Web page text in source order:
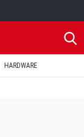
HARDWARE